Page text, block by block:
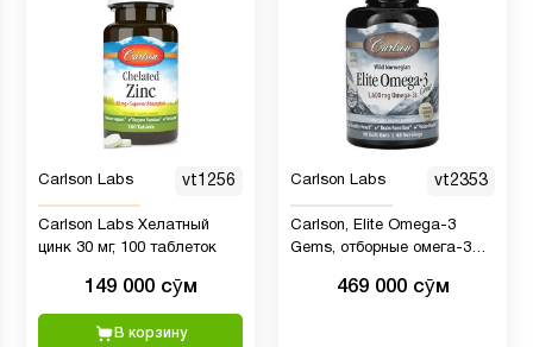
Carlson Labs vt1256
Carlson Labs Хелатный
цинк 30 мг, 100 таблеток
149 000 сӯм
В корзину
Carlson Labs vt2353
Carlson, Elite Omega-3
Gems, отборные омега-3
рыбы, лимонный вкус, 90
469 000 сӯм